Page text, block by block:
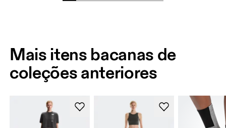
Mais itens bacanas de
coleções anteriores